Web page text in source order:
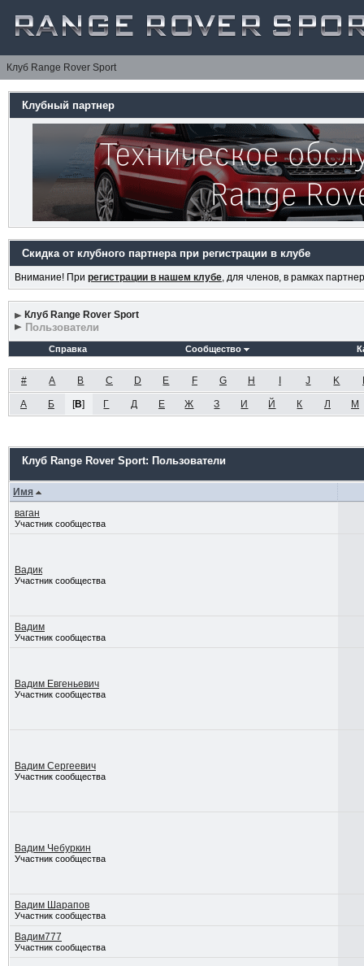
Клуб Range Rover Sport
Клубный партнер
Скидка от клубного партнера при регистрации в клубе
Внимание! При регистрации в нашем клубе, для членов, в рамках
Клуб Range Rover Sport
Пользователи
Справка Сообщество
# A B C D E F G H J K
А Б [В] Г Д Е Ж З И Й К Л М
Клуб Range Rover Sport: Пользователи
Имя
ваган
Участник сообщества
Вадик
Участник сообщества
Вадим
Участник сообщества
Вадим Евгеньевич
Участник сообщества
Вадим Сергеевич
Участник сообщества
Вадим Чебуркин
Участник сообщества
Вадим Шарапов
Участник сообщества
Вадим777
Участник сообщества